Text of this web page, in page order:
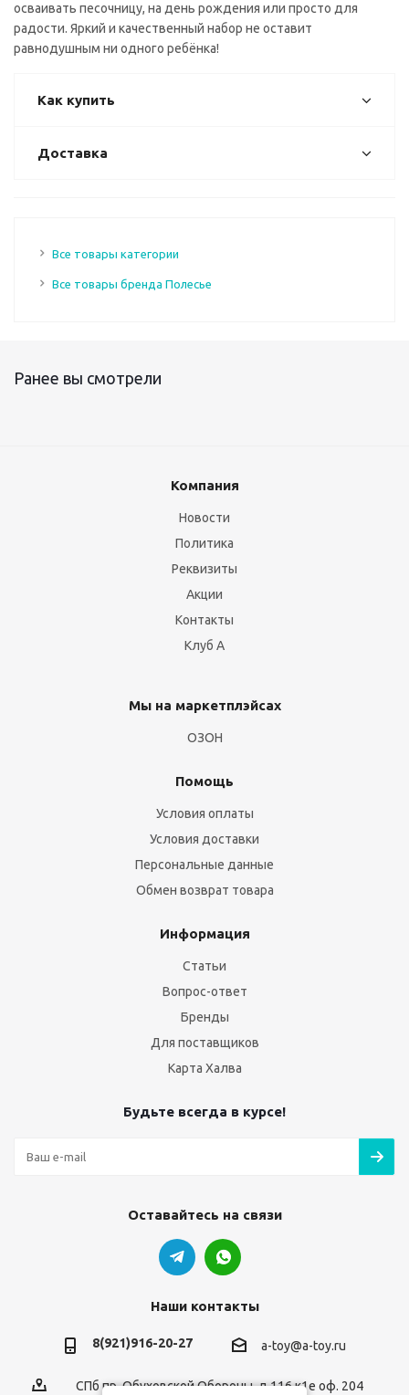
осваивать песочницу, на день рождения или просто для
радости. Яркий и качественный набор не оставит
равнодушным ни одного ребёнка!
Как купить
Доставка
Все товары категории
Все товары бренда Полесье
Ранее вы смотрели
Компания
Новости
Политика
Реквизиты
Акции
Контакты
Клуб А
Мы на маркетплэйсах
ОЗОН
Помощь
Условия оплаты
Условия доставки
Персональные данные
Обмен возврат товара
Информация
Статьи
Вопрос-ответ
Бренды
Для поставщиков
Карта Халва
Будьте всегда в курсе!
Оставайтесь на связи
Наши контакты
8(921)916-20-27 a-toy@a-toy.ru
СПб пр. Обуховской Обороны, д.116 к1е оф. 204